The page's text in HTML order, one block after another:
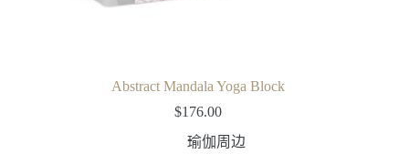
Abstract Mandala Yoga Block
$176.00
瑜伽周边